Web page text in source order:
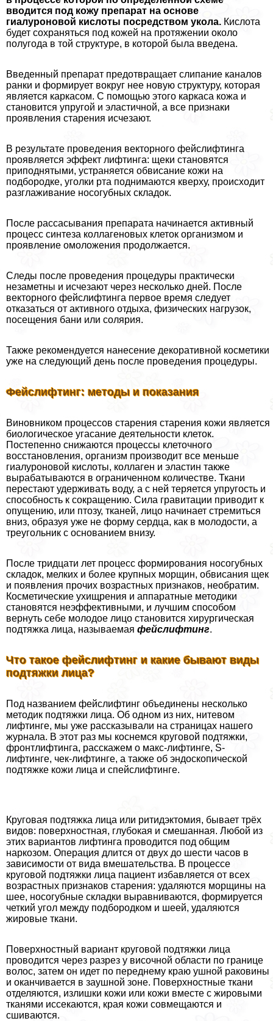
вводится под кожу препарат на основе
гиалуроновой кислоты посредством укола. Кислота
будет сохраняться под кожей на протяжении около
полугода в той структуре, в которой была введена.
Введенный препарат предотвращает слипание каналов
ранки и формирует вокруг нее новую структуру, которая
является каркасом. С помощью этого каркаса кожа и
становится упругой и эластичной, а все признаки
проявления старения исчезают.
В результате проведения векторного фейслифтинга
проявляется эффект лифтинга: щеки становятся
приподнятыми, устраняется обвисание кожи на
подбородке, уголки рта поднимаются кверху, происходит
разглаживание носогубных складок.
После рассасывания препарата начинается активный
процесс синтеза коллагеновых клеток организмом и
проявление омоложения продолжается.
Следы после проведения процедуры пpaктически
незаметны и исчезают через несколько дней. После
векторного фейслифтинга первое время следует
отказаться от активного отдыха, физических нагрузок,
посещения бани или солярия.
Также рекомендуется нанесение декоративной косметики
уже на следующий день после проведения процедуры.
Фейслифтинг: методы и показания
Виновником процессов старения старения кожи является
биологическое угасание деятельности клеток.
Постепенно снижаются процессы клеточного
восстановления, организм производит все меньше
гиалуроновой кислоты, коллаген и эластин также
выpaбатываются в ограниченном количестве. Ткани
перестают удерживать воду, а с ней теряется упругость и
способность к сокращению. Сила гравитации приводит к
опущению, или птозу, тканей, лицо начинает стремиться
вниз, образуя уже не форму сердца, как в молодости, а
треугольник с основанием внизу.
После тридцати лет процесс формирования носогубных
складок, мелких и более крупных морщин, обвисания щек
и появления прочих возрастных признаков, необратим.
Косметические ухищрения и аппаратные методики
становятся неэффективными, и лучшим способом
вернуть себе молодое лицо становится хирургическая
подтяжка лица, называемая фейслифтинг.
Что такое фейслифтинг и какие бывают виды
подтяжки лица?
Под названием фейслифтинг объединены несколько
методик подтяжки лица. Об одном из них, нитевом
лифтинге, мы уже рассказывали на страницах нашего
журнала. В этот раз мы коснемся круговой подтяжки,
фронтлифтинга, расскажем о макс-лифтинге, S-
лифтинге, чек-лифтинге, а также об эндоскопической
подтяжке кожи лица и спейслифтинге.
Круговая подтяжка лица или ритидэктомия, бывает трёх
видов: поверхностная, глубокая и смешанная. Любой из
этих вариантов лифтинга проводится под общим
наркозом. Операция длится от двух до шести часов в
зависимости от вида вмешательства. В процессе
круговой подтяжки лица пациент избавляется от всех
возрастных признаков старения: удаляются морщины на
шее, носогубные складки выравниваются, формируется
четкий угол между подбородком и шеей, удаляются
жировые ткани.
Поверхностный вариант круговой подтяжки лица
проводится через разрез у височной области по границе
волос, затем он идет по переднему краю ушной paковины
и оканчивается в заушной зоне. Поверхностные ткани
отделяются, излишки кожи или кожи вместе с жировыми
тканями иссекаются, края кожи совмещаются и
сшиваются.